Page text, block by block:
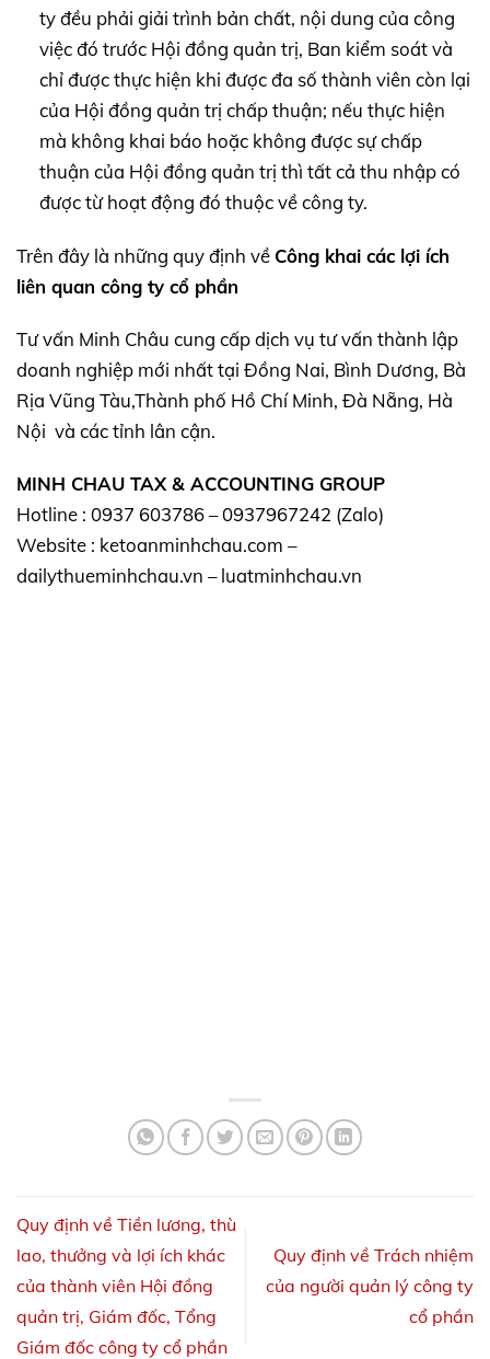
ty đều phải giải trình bản chất, nội dung của công
việc đó trước Hội đồng quản trị, Ban kiểm soát và
chỉ được thực hiện khi được đa số thành viên còn lại
của Hội đồng quản trị chấp thuận; nếu thực hiện
mà không khai báo hoặc không được sự chấp
thuận của Hội đồng quản trị thì tất cả thu nhập có
được từ hoạt động đó thuộc về công ty.
Trên đây là những quy định về Công khai các lợi ích
liên quan công ty cổ phần
Tư vấn Minh Châu cung cấp dịch vụ tư vấn thành lập
doanh nghiệp mới nhất tại Đồng Nai, Bình Dương, Bà
Rịa Vũng Tàu,Thành phố Hồ Chí Minh, Đà Nẵng, Hà
Nội và các tỉnh lân cận.
MINH CHAU TAX & ACCOUNTING GROUP
Hotline : 0937 603786 – 0937967242 (Zalo)
Website : ketoanminhchau.com –
dailythueminhchau.vn – luatminhchau.vn
Quy định về Tiền lương, thù
lao, thưởng và lợi ích khác
của thành viên Hội đồng
quản trị, Giám đốc, Tổng
Giám đốc công ty cổ phần
Quy định về Trách nhiệm
của người quản lý công ty
cổ phần